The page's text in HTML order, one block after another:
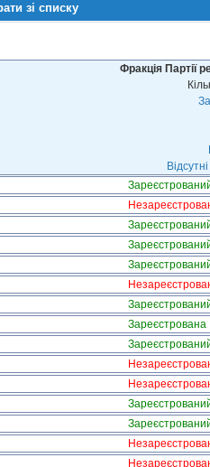
зі списку
Фракція Партії
Зареєстрована